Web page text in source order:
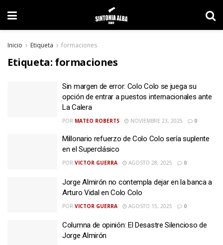
Inicio Etiqueta formaciones
Etiqueta: formaciones
Sin margen de error: Colo Colo se juega su
opción de entrar a puestos internacionales ante
La Calera
POR MATEO ROBERTS NOVIEMBRE 23, 2025 0
Millonario refuerzo de Colo Colo sería suplente
en el Superclásico
POR VICTOR GUERRA AGOSTO 28, 2025 0
Jorge Almirón no contempla dejar en la banca a
Arturo Vidal en Colo Colo
POR VICTOR GUERRA AGOSTO 15, 2025 0
Columna de opinión: El Desastre Silencioso de
Jorge Almirón